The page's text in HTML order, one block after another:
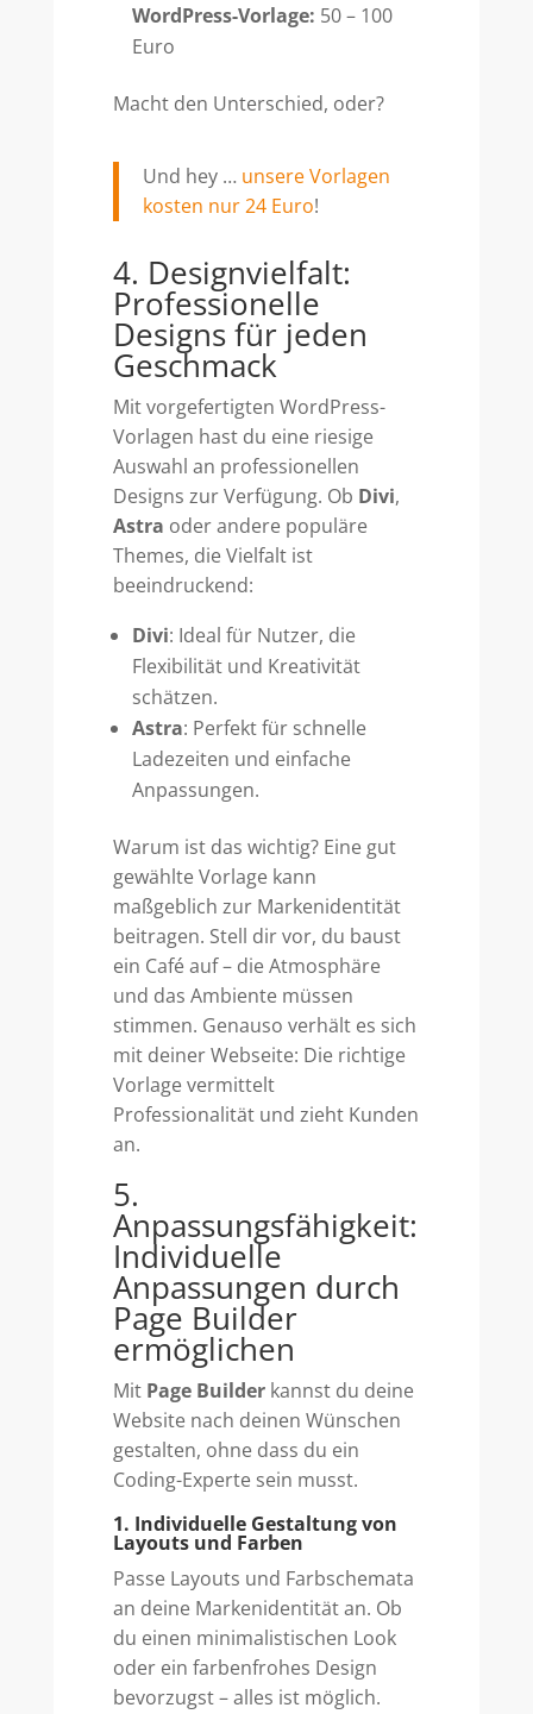
WordPress-Vorlage: 50 – 100
Euro
Macht den Unterschied, oder?
Und hey … unsere Vorlagen
kosten nur 24 Euro!
4. Designvielfalt:
Professionelle
Designs für jeden
Geschmack
Mit vorgefertigten WordPress-
Vorlagen hast du eine riesige
Auswahl an professionellen
Designs zur Verfügung. Ob Divi,
Astra oder andere populäre
Themes, die Vielfalt ist
beeindruckend:
Divi: Ideal für Nutzer, die
Flexibilität und Kreativität
schätzen.
Astra: Perfekt für schnelle
Ladezeiten und einfache
Anpassungen.
Warum ist das wichtig? Eine gut
gewählte Vorlage kann
maßgeblich zur Markenidentität
beitragen. Stell dir vor, du baust
ein Café auf – die Atmosphäre
und das Ambiente müssen
stimmen. Genauso verhält es sich
mit deiner Webseite: Die richtige
Vorlage vermittelt
Professionalität und zieht Kunden
an.
5.
Anpassungsfähigkeit:
Individuelle
Anpassungen durch
Page Builder
ermöglichen
Mit Page Builderkannst du deine
Website nach deinen Wünschen
gestalten, ohne dass du ein
Coding-Experte sein musst.
1. Individuelle Gestaltung von
Layouts und Farben
Passe Layouts und Farbschemata
an deine Markenidentität an. Ob
du einen minimalistischen Look
oder ein farbenfrohes Design
bevorzugst – alles ist möglich.